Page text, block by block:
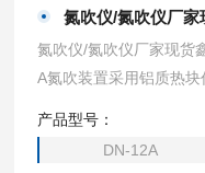
氮吹仪/氮吹仪厂家
氮吹仪/氮吹仪厂家现货
A氮吹装置采用铝质热块
样品的无氧浓缩。吹管
系列干式氮吹有多种加
产品型号：
DN-12A